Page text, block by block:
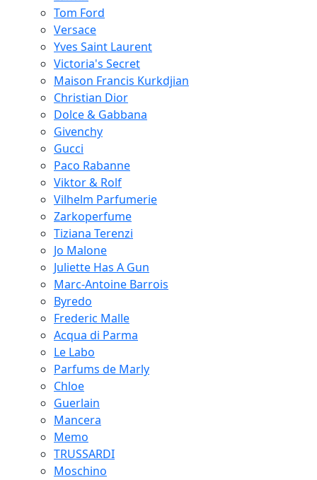
Tom Ford
Versace
Yves Saint Laurent
Victoria's Secret
Maison Francis Kurkdjian
Christian Dior
Dolce & Gabbana
Givenchy
Gucci
Paco Rabanne
Viktor & Rolf
Vilhelm Parfumerie
Zarkoperfume
Tiziana Terenzi
Jo Malone
Juliette Has A Gun
Marc-Antoine Barrois
Byredo
Frederic Malle
Acqua di Parma
Le Labo
Parfums de Marly
Chloe
Guerlain
Mancera
Memo
TRUSSARDI
Moschino